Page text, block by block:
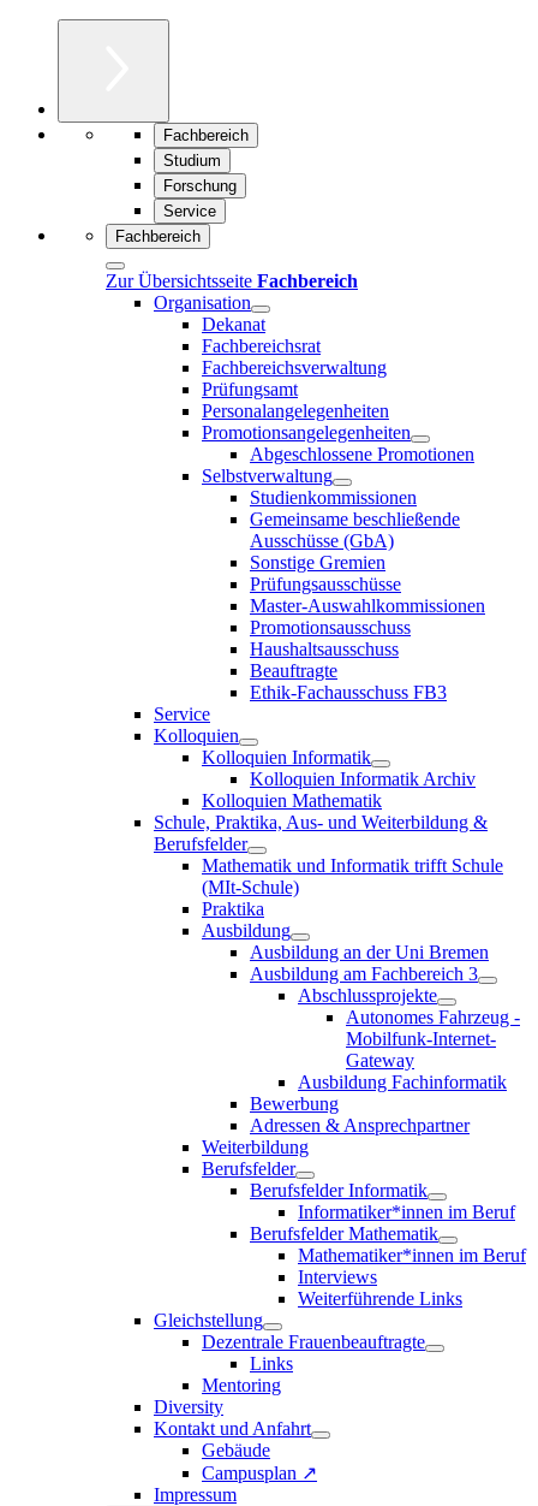
Fachbereich
Studium
Forschung
Service
Fachbereich
Zur Übersichtsseite Fachbereich
Organisation
Dekanat
Fachbereichsrat
Fachbereichsverwaltung
Prüfungsamt
Personalangelegenheiten
Promotionsangelegenheiten
Abgeschlossene Promotionen
Selbstverwaltung
Studienkommissionen
Gemeinsame beschließende
Ausschüsse (GbA)
Sonstige Gremien
Prüfungsausschüsse
Master-Auswahlkommissionen
Promotionsausschuss
Haushaltsausschuss
Beauftragte
Ethik-Fachausschuss FB3
Service
Kolloquien
Kolloquien Informatik
Kolloquien Informatik Archiv
Kolloquien Mathematik
Schule, Praktika, Aus- und Weiterbildung &
Berufsfelder
Mathematik und Informatik trifft Schule
(MIt-Schule)
Praktika
Ausbildung
Ausbildung an der Uni Bremen
Ausbildung am Fachbereich 3
Abschlussprojekte
Autonomes Fahrzeug -
Mobilfunk-Internet-
Gateway
Ausbildung Fachinformatik
Bewerbung
Adressen & Ansprechpartner
Weiterbildung
Berufsfelder
Berufsfelder Informatik
Informatiker*innen im Beruf
Berufsfelder Mathematik
Mathematiker*innen im Beruf
Interviews
Weiterführende Links
Gleichstellung
Dezentrale Frauenbeauftragte
Links
Mentoring
Diversity
Kontakt und Anfahrt
Gebäude
Campusplan ↗
Impressum